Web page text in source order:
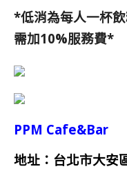
*低消為每人一杯
需加10%服務費*
PPM Cafe&Bar
地址：台北市大安